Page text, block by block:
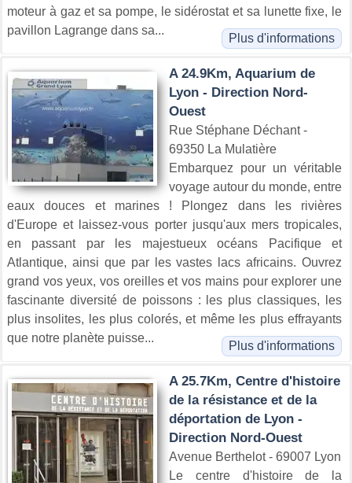
moteur à gaz et sa pompe, le sidérostat et sa lunette fixe, le
pavillon Lagrange dans sa...
Plus d'informations
A 24.9Km, Aquarium de
Lyon - Direction Nord-
Ouest
Rue Stéphane Déchant -
69350 La Mulatière
Embarquez pour un véritable
voyage autour du monde, entre
eaux douces et marines ! Plongez dans les rivières
d'Europe et laissez-vous porter jusqu'aux mers tropicales,
en passant par les majestueux océans Pacifique et
Atlantique, ainsi que par les vastes lacs africains. Ouvrez
grand vos yeux, vos oreilles et vos mains pour explorer une
fascinante diversité de poissons : les plus classiques, les
plus insolites, les plus colorés, et même les plus effrayants
que notre planète puisse...
Plus d'informations
A 25.7Km, Centre d'histoire
de la résistance et de la
déportation de Lyon -
Direction Nord-Ouest
Avenue Berthelot - 69007 Lyon
Le centre d'histoire de la